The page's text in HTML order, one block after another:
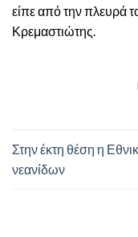
είπε από την πλευρά
Κρεμαστιώτης.
Στην έκτη θέση η
νεανίδων